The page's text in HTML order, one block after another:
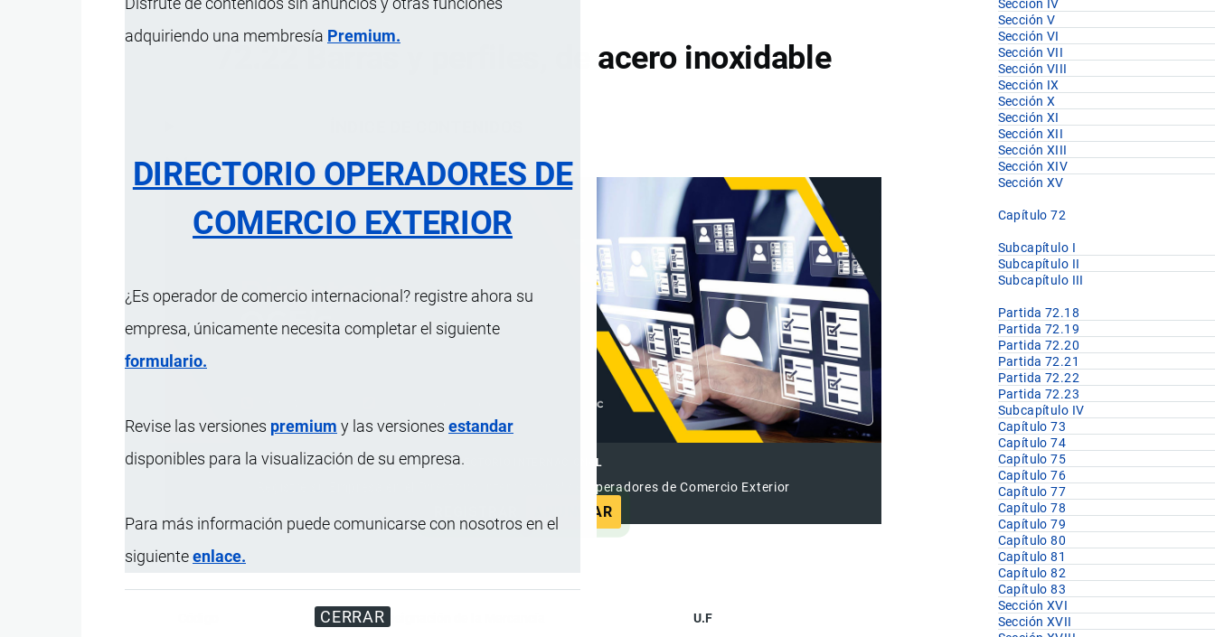
adquiriendo una membresía Premium.
DIRECTORIO OPERADORES DE
COMERCIO EXTERIOR
¿Es operador de comercio internacional? registre ahora su
empresa, únicamente necesita completar el siguiente
formulario.
Revise las versiones premium y las versiones estandar
disponibles para la visualización de su empresa.
Para más información puede comunicarse con nosotros en el
siguienteenlace.
CERRAR
72.22 Barras y perfiles, de acero inoxidable
DIRECTORIO INTERNACIONAL
Registre su Empresa en el Directorio Internacional de Operadores de Comercio Exterior
ANUNCIAR
Designación de la Mercancía
U.F
Sección IV
Sección V
Sección VI
Sección VII
Sección VIII
Sección IX
Sección X
Sección XI
Sección XII
Sección XIII
Sección XIV
Sección XV
Capítulo 72
Subcapítulo I
Subcapítulo II
Subcapítulo III
Partida 72.18
Partida 72.19
Partida 72.20
Partida 72.21
Partida 72.22
Partida 72.23
Subcapítulo IV
Capítulo 73
Capítulo 74
Capítulo 75
Capítulo 76
Capítulo 77
Capítulo 78
Capítulo 79
Capítulo 80
Capítulo 81
Capítulo 82
Capítulo 83
Sección XVI
Sección XVII